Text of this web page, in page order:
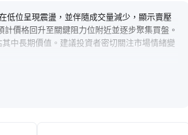
低位呈現震盪，並伴隨成交量減少，顯示賣壓
價格回升至關鍵阻力位附近並逐步聚集買盤。
中長期價值。建議投資者密切關注市場情緒變